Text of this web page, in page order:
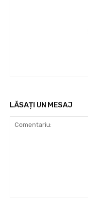
LĂSAȚI UN MESAJ